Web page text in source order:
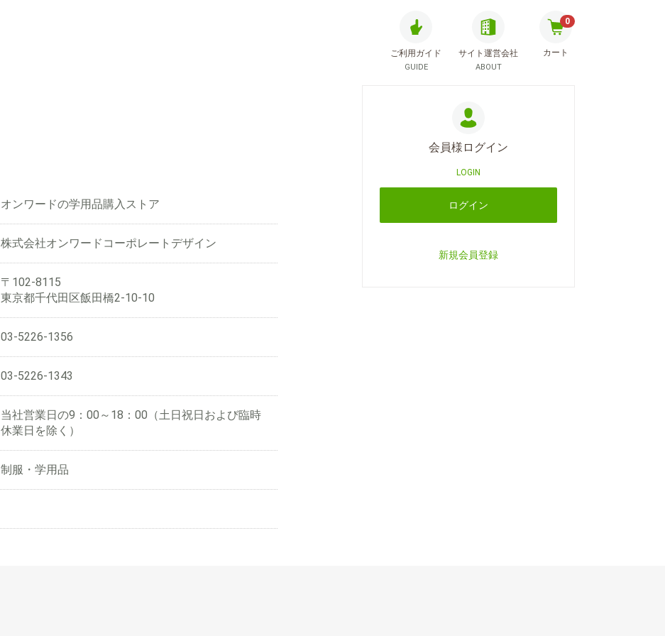
ご利用ガイド
GUIDE
サイト運営会社
ABOUT
0
カート
オンワードの学用品購入ストア
株式会社オンワードコーポレートデザイン
〒102-8115
東京都千代田区飯田橋2-10-10
03-5226-1356
03-5226-1343
当社営業日の9：00～18：00（土日祝日および臨時
休業日を除く）
制服・学用品
会員様ログイン
LOGIN
ログイン
新規会員登録